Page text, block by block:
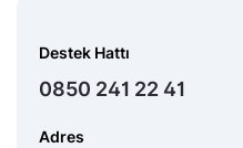
Destek Hattı
0850 241 22 41
Adres